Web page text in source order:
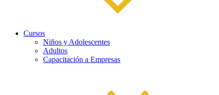
Cursos
Niños y Adolescentes
Adultos
Capacitación a Empresas